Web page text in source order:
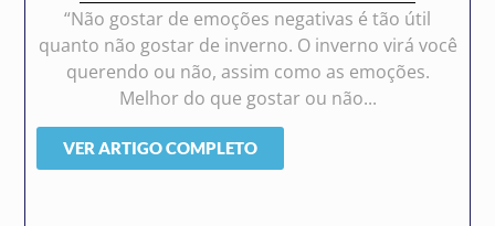
“Não gostar de emoções negativas é tão útil
quanto não gostar de inverno. O inverno virá você
querendo ou não, assim como as emoções.
Melhor do que gostar ou não...
VER ARTIGO COMPLETO